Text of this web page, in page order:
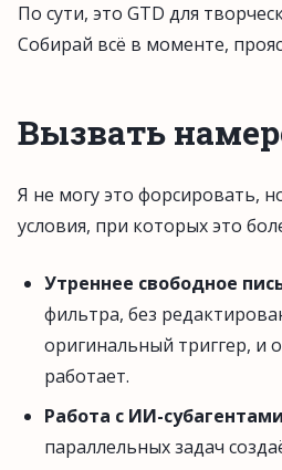
По сути, это GTD для
Собирай всё в моменте,
Вызвать
Я не могу это форсировать,
условия, при которых это
Утреннее свободное
фильтра, без
оригинальный триггер, и
работает.
Работа с ИИ-
параллельных задач